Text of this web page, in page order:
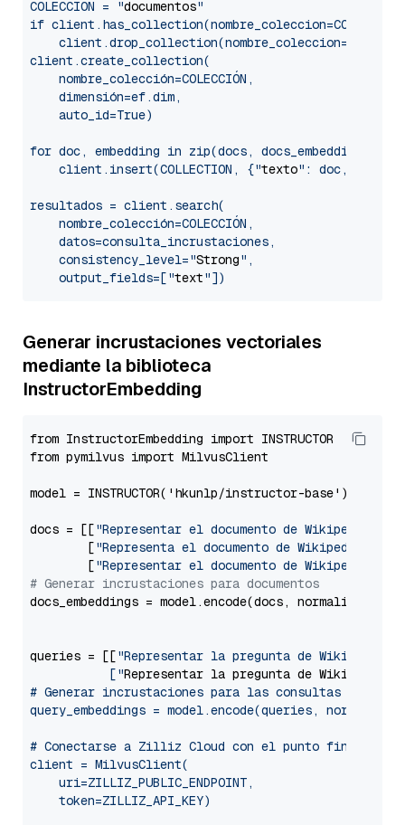
COLECCIÓN = "documentos"
if
client.create_collection(
    nombre_colección=COLECCIÓN,
    dimensión=ef.dim,
    auto_id=True)
for doc, embedding in zip(docs, docs_embeddings):
    client.insert(COLLECTION, {"
texto": doc, "
resultados = client.search(
    nombre_colección=COLECCIÓN,
    datos=consulta_incrustaciones,
    consistency_level="
Strong",
    output_fields=["
text
Generar incrustaciones vectoriales
mediante la biblioteca
InstructorEmbedding
from InstructorEmbedding import INSTRUCTOR
from pymilvus import MilvusClient
model = INSTRUCTOR('hkunlp/instructor-base')
docs = [["Representar el documento de Wikipedia
        [
"Representa el documento de Wikipedia
        [
"Representar el documento de Wikipedia
# Generar incrustaciones para documentos
docs_embeddings = model.encode(docs,
queries = [["Representar la pregunta de Wikipedia
           ["
Representar la pregunta de Wikipedia
# Generar incrustaciones para las consultas
query_embeddings = model.encode(queries,
# Conectarse a Zilliz Cloud con el punto final
client = MilvusClient(
    uri=ZILLIZ_PUBLIC_ENDPOINT,
    token=ZILLIZ_API_KEY)